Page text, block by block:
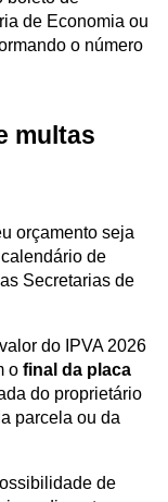
de Economia ou
o número
multas
orçamento seja
de
Secretarias de
do IPVA 2026
o final da placa
do proprietário
parcela ou da
de